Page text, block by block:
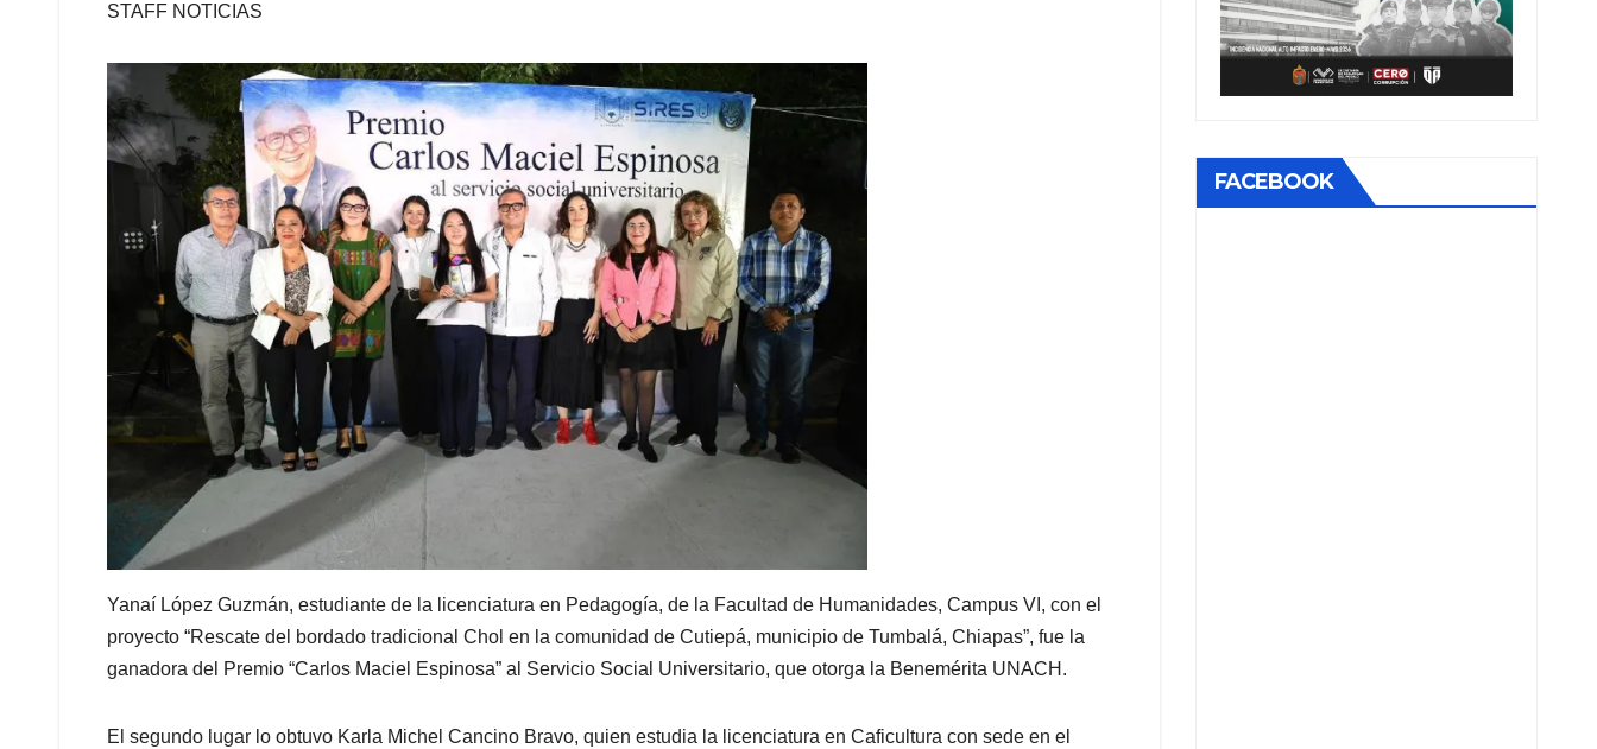
STAFF NOTICIAS
Yanaí López Guzmán, estudiante de la licenciatura en Pedagogía, de la Facultad de Humanidades, Campus VI, con el
proyecto “Rescate del bordado tradicional Chol en la comunidad de Cutiepá, municipio de Tumbalá, Chiapas”, fue la
ganadora del Premio “Carlos Maciel Espinosa” al Servicio Social Universitario, que otorga la Benemérita UNACH.
El segundo lugar lo obtuvo Karla Michel Cancino Bravo, quien estudia la licenciatura en Caficultura con sede en el
FACEBOOK